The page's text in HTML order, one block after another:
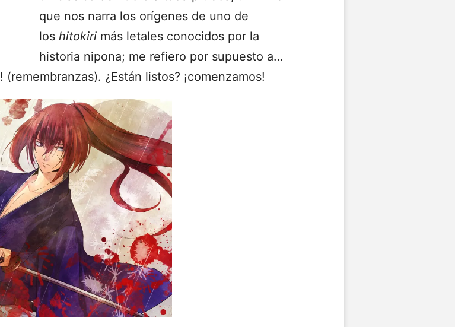
que nos narra los orígenes de uno de
los hitokiri más letales conocidos por la
historia nipona; me refiero por supuesto a…
! (remembranzas). ¿Están listos? ¡comenzamos!